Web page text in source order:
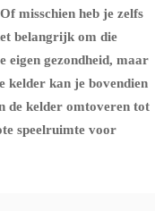
misschien heb je zelfs
belangrijk om die
eigen gezondheid, maar
kelder kan je bovendien
de kelder omtoveren tot
speelruimte voor